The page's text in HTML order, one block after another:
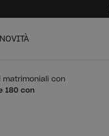
NOVITÀ
matrimoniali con
180 con